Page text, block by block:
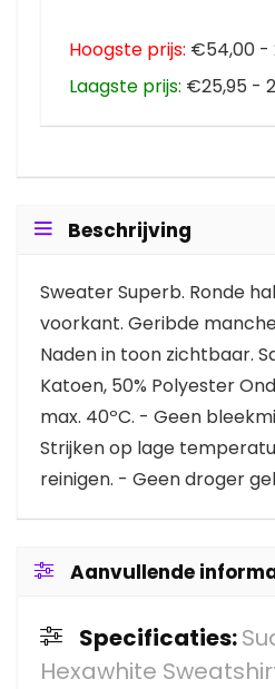
Hoogste prijs: €54,00 -
Laagste prijs: €25,95 -
Beschrijving
Sweater Superb. Ronde
voorkant. Geribde
Naden in toon zichtbaar.
Katoen, 50% Polyester
max. 40ºC. - Geen
Strijken op lage
reinigen. - Geen droger
Aanvullende
Specificaties:
Hexawhite